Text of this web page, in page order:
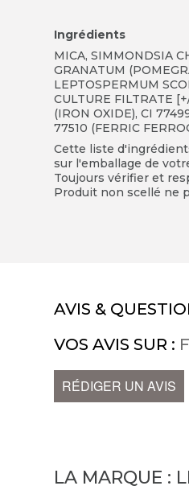
Ingrédients
MICA, SIMMONDSIA
GRANATUM
LEPTOSPERMUM
CULTURE FILTRATE
(IRON OXIDE), CI
77510 (FERRIC
Cette liste
sur l'emballage de
Toujours vérifier et
Produit non scellé ne
AVIS &
VOS AVIS SUR :
RÉDIGER UN AVIS
LA MARQUE :